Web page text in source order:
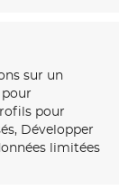
sur un
pour
pour
Développer
limitées